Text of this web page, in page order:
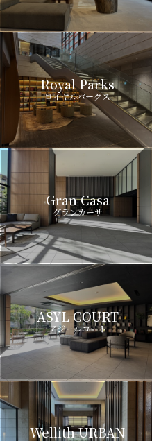
Royal Parks
ロイヤルパークス
Gran Casa
グランカーサ
ASYL COURT
アジールコート
Wellith URBAN